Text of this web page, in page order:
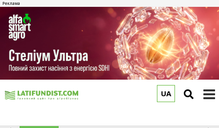
UA